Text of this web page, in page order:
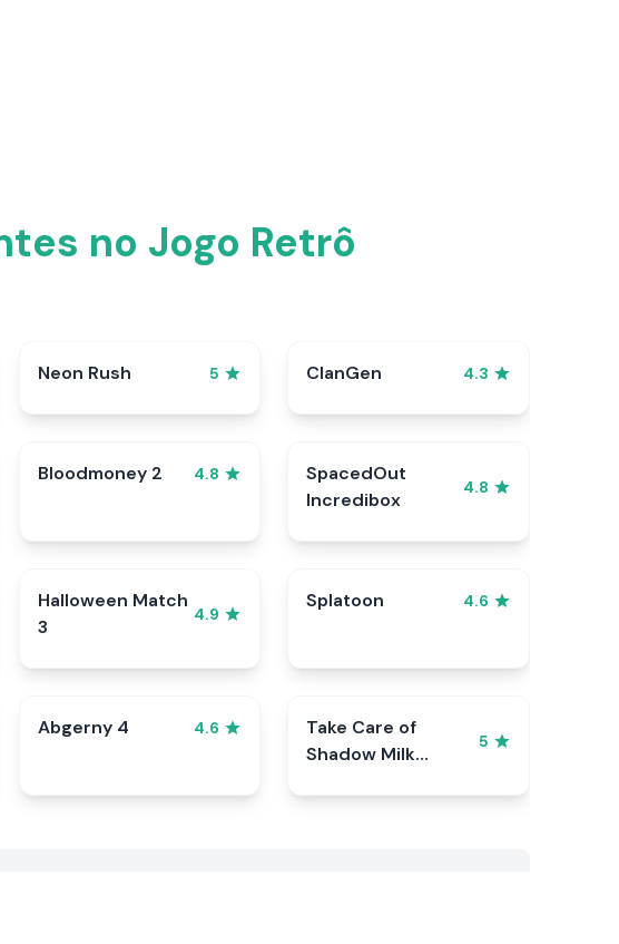
no Jogo Retrô
Neon Rush 5 ClanGen 4.3
Bloodmoney 2 4.8
SpacedOut
Incredibox
4.8
Halloween Match
3
4.9
Splatoon 4.6
Abgerny 4 4.6
Take Care of
Shadow Milk
5